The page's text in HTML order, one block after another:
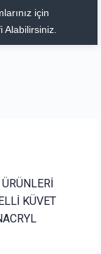
için
Alabilirsiniz.
KÜVET